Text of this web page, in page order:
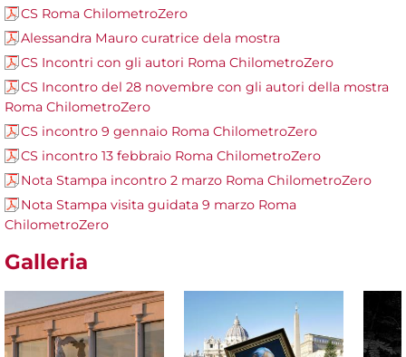
CS Roma ChilometroZero
Alessandra Mauro curatrice dela mostra
CS Incontri con gli autori Roma ChilometroZero
CS Incontro del 28 novembre con gli autori della mostra
Roma ChilometroZero
CS incontro 9 gennaio Roma ChilometroZero
CS incontro 13 febbraio Roma ChilometroZero
Nota Stampa incontro 2 marzo Roma ChilometroZero
Nota Stampa visita guidata 9 marzo Roma
ChilometroZero
Galleria